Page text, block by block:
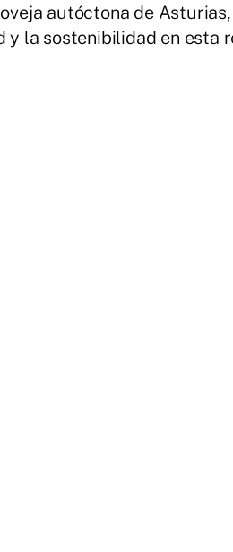
autóctona de
y la sostenibilidad en esta